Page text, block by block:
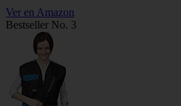
Ver en Amazon
Bestseller No. 3